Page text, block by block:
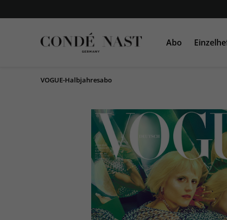
Abo
VOGUE-Halbjahresabo